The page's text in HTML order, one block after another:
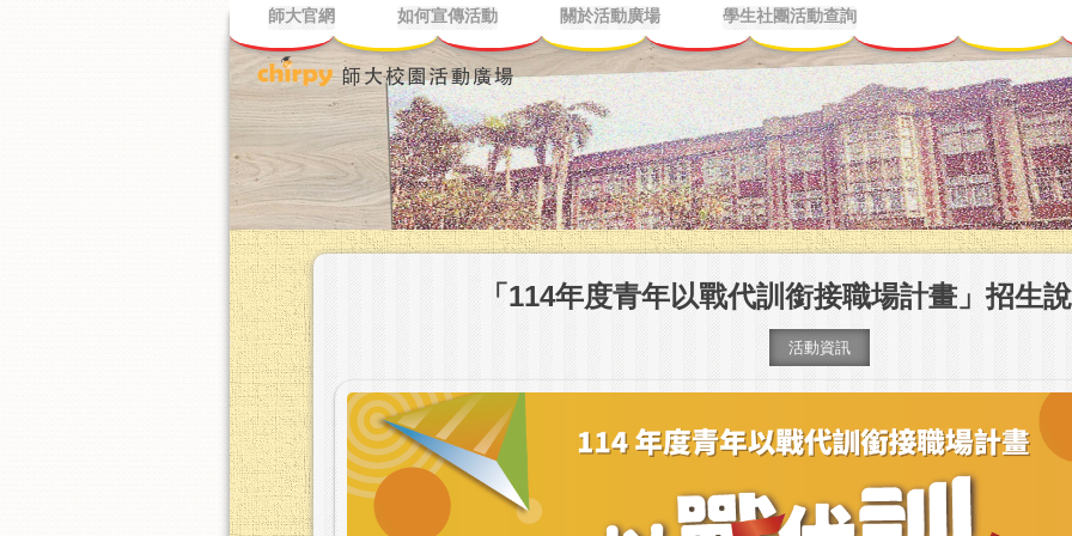
師大官網 如何宣傳活動 關於活動廣場 學生社團活動查詢
「114年度青年以戰代訓銜接職場計畫」招生
活動資訊